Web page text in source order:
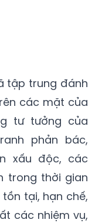
tập trung đánh
các mặt của
tư tưởng của
phản bác,
xấu độc, các
trong thời gian
tại, hạn chế,
các nhiệm vụ,